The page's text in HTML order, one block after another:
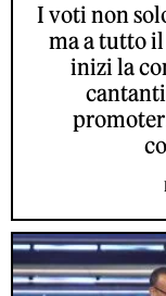
I voti non
ma a tutto
inizi la